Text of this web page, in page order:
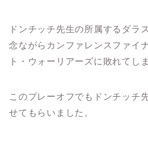
ドンチッチ先生の所属するダラ
念ながらカンファレンスファイ
ト・ウォーリアーズに敗れてし
このプレーオフでもドンチッチ
せてもらいました。